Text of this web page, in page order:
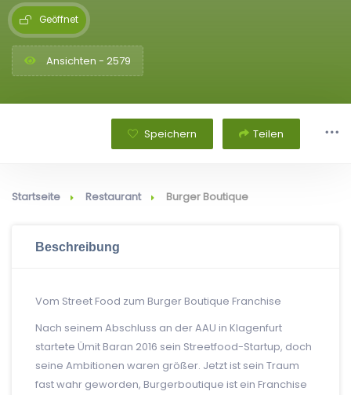
Geöffnet
Ansichten - 2579
Speichern Teilen
Startseite Restaurant Burger Boutique
Beschreibung
Vom Street Food zum Burger Boutique Franchise
Nach seinem Abschluss an der AAU in Klagenfurt
startete Ümit Baran 2016 sein Streetfood-Startup, doch
seine Ambitionen waren größer. Jetzt ist sein Traum
fast wahr geworden, Burgerboutique ist ein Franchise